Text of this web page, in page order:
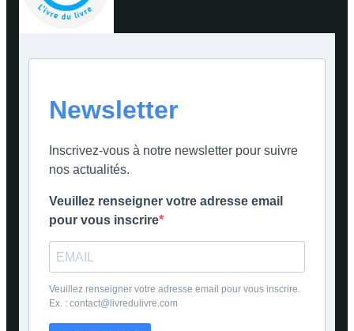
Newsletter
Inscrivez-vous à notre newsletter pour suivre
nos actualités.
Veuillez renseigner votre adresse email
pour vous inscrire
Veuillez renseigner votre adresse email pour vous inscrire.
Ex. : contact@livredulivre.com